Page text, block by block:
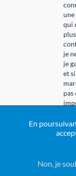
En
Non, je
une
qui
je
je
et
le